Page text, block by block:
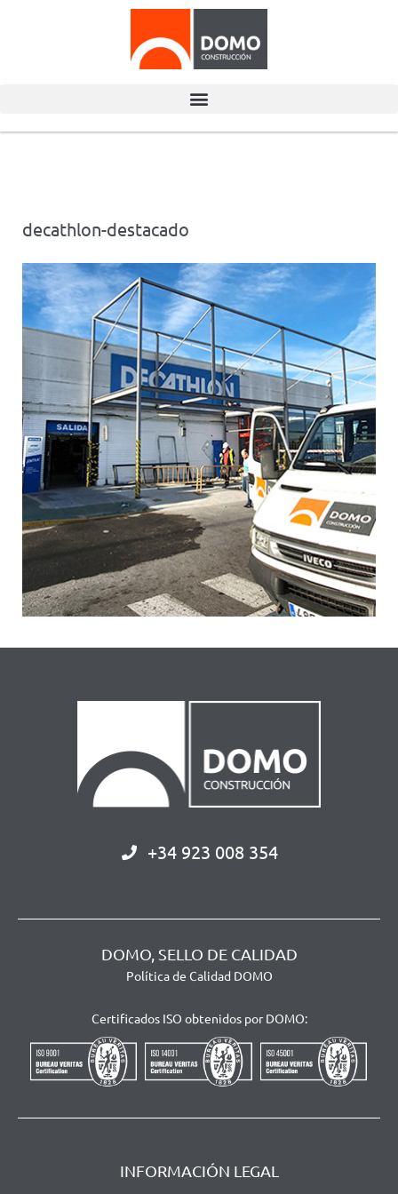
decathlon-destacado
+34 923 008 354
DOMO, SELLO DE CALIDAD
Política de Calidad DOMO
Certificados ISO obtenidos por DOMO:
INFORMACIÓN LEGAL